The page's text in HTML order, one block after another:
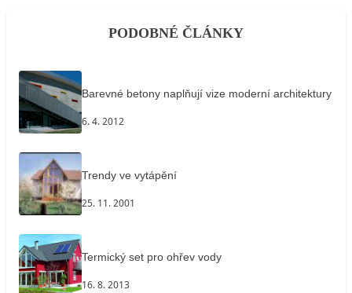
PODOBNÉ ČLÁNKY
Barevné betony naplňují vize moderní architektury
6. 4. 2012
Trendy ve vytápění
25. 11. 2001
Termický set pro ohřev vody
16. 8. 2013